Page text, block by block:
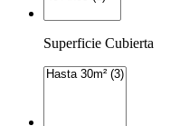
Superficie Cubierta